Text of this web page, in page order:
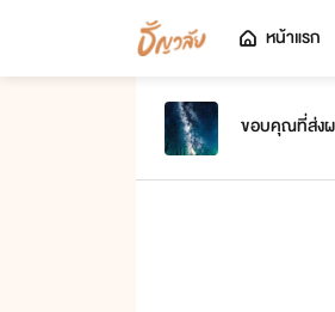
หน้าแรก
ขอบคุณที่ส่งผ